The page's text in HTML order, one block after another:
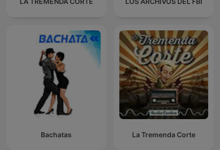
Bachatas La Tremenda Corte